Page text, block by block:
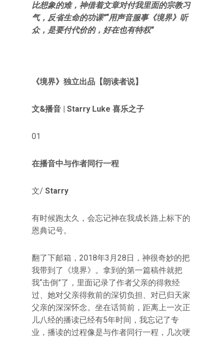
比想象的难，神借着文章对付我里面的宗教习
气，反省生命的功课”“用声音服事《境界》听
众，是要付代价的，好在也有特权”
《境界》 独立出品 【朗读者说】
文&播音 | Starry Luke 喜乐之子
01
在播音中与作者同行一程
文/ Starry
有时候跑太久，会忘记神在我成长路上标下的
恩典记号。
翻了下邮箱，2018年3月28日，神很奇妙的把
我带到了《境界》。拿到的第一篇稿件就把
我“击倒”了，里面记录了作者父亲的得救经
过、她对父亲得救前的深切负担、对已归天家
父亲的深深怀念。坐在话筒前，距离上一次正
儿八经的播读已经有5年时间，我忘记了专
业，播读的过程像是与作者同行一程，几次哽